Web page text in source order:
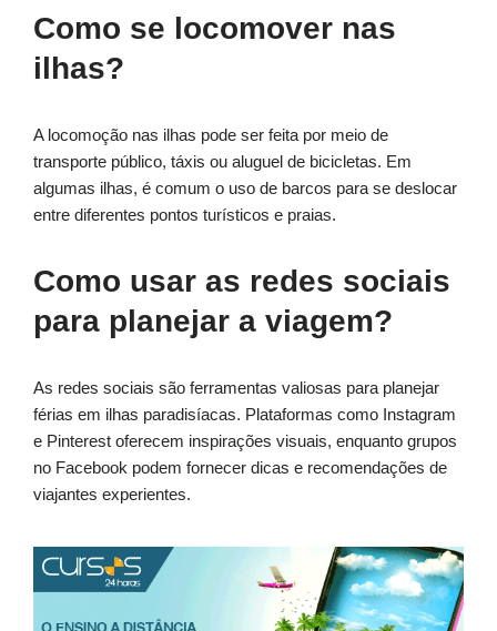
Como se locomover nas
ilhas?
A locomoção nas ilhas pode ser feita por meio de
transporte público, táxis ou aluguel de bicicletas. Em
algumas ilhas, é comum o uso de barcos para se deslocar
entre diferentes pontos turísticos e praias.
Como usar as redes sociais
para planejar a viagem?
As redes sociais são ferramentas valiosas para planejar
férias em ilhas paradisíacas. Plataformas como Instagram
e Pinterest oferecem inspirações visuais, enquanto grupos
no Facebook podem fornecer dicas e recomendações de
viajantes experientes.